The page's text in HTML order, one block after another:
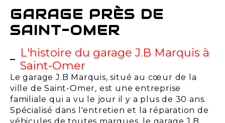
GARAGE PRÈS DE
SAINT-OMER
L'histoire du garage J.B Marquis à
Saint-Omer
Le garage J.B Marquis, situé au cœur de la
ville de Saint-Omer, est une entreprise
familiale qui a vu le jour il y a plus de 30 ans.
Spécialisé dans l'entretien et la réparation de